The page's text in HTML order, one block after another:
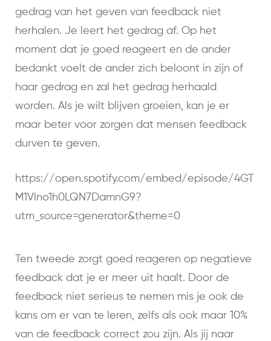
gedrag van het geven van feedback niet
herhalen. Je leert het gedrag af. Op het
moment dat je goed reageert en de ander
bedankt voelt de ander zich beloont in zijn of
haar gedrag en zal het gedrag herhaald
worden. Als je wilt blijven groeien, kan je er
maar beter voor zorgen dat mensen feedback
durven te geven.
https://open.spotify.com/embed/episode/4GT
M1Vlno1h0LQN7DamnG9?
utm_source=generator&theme=0
Ten tweede zorgt goed reageren op negatieve
feedback dat je er meer uit haalt. Door de
feedback niet serieus te nemen mis je ook de
kans om er van te leren, zelfs als ook maar 10%
van de feedback correct zou zijn. Als jij naar